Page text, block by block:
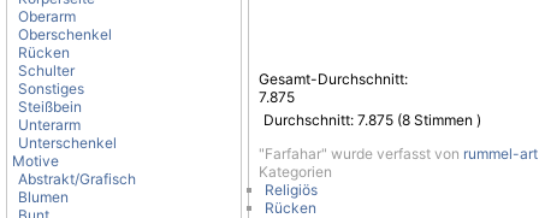
Oberarm
Oberschenkel
Rücken
Schulter
Sonstiges
Steißbein
Unterarm
Unterschenkel
Motive
Abstrakt/Grafisch
Blumen
Gesamt-Durchschnitt:
7.875
Durchschnitt: 7.875 (8 Stimmen )
"Farfahar" wurde verfasst von rummel-art
Kategorien
Religiös
Rücken